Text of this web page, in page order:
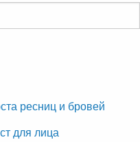
ресниц и бровей
для лица